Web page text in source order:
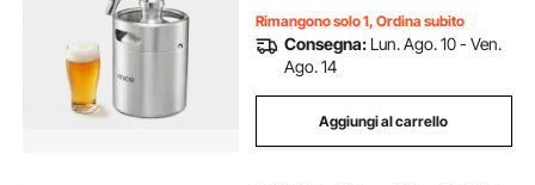
Rimangono solo 1, Ordina subito
Consegna: Lun. Ago. 10 - Ven.
Ago. 14
Aggiungi al carrello